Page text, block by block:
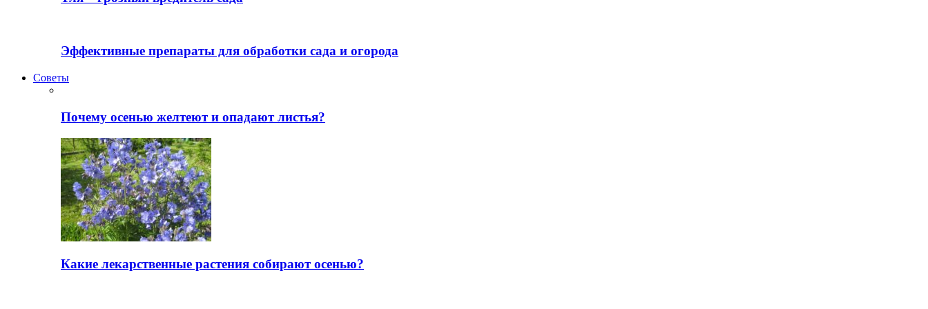
Эффективные препараты для обработки сада и огорода
Советы
Почему осенью желтеют и опадают листья?
Какие лекарственные растения собирают осенью?